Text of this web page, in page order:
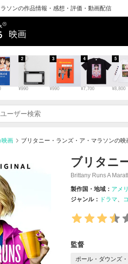
ソンの作品情報・感想・評価・動画配信
映画
¥990
2
¥990
3
¥7,700
4
¥8,800
5
映画 ブリタニー・ランズ・ア・マラソンの
ブリタニ
Brittany Runs A
製作国・地域： アメ
ジャンル： ドラマ
監督
ポール・ダウンズ